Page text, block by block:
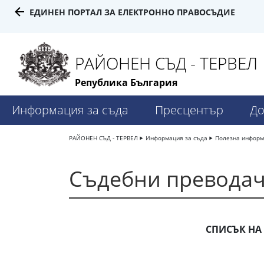
ЕДИНЕН ПОРТАЛ ЗА ЕЛЕКТРОННО ПРАВОСЪДИЕ
РАЙОНЕН СЪД - ТЕРВЕЛ
Република България
Информация за съда Пресцентър
РАЙОНЕН СЪД - ТЕРВЕЛ Информация за съда Полезна
Съдебни
СПИСЪК НА